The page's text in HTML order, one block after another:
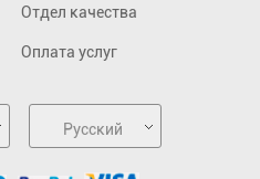
Отдел качества
Оплата услуг
Русский